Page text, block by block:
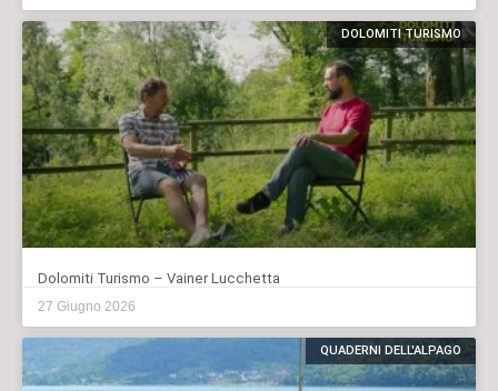
DOLOMITI TURISMO
Dolomiti Turismo – Vainer Lucchetta
27 Giugno 2026
QUADERNI DELL'ALPAGO